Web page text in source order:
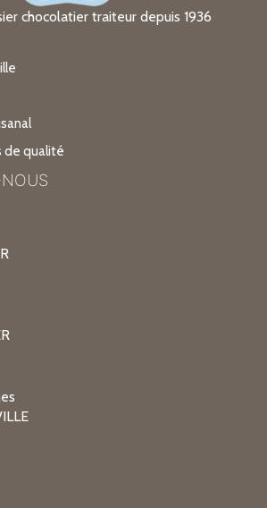
chocolatier traiteur depuis 1936
de qualité